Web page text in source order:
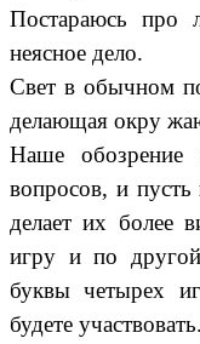
Постараюсь про
неясное дело.
Свет в обычном
делающая окру
Наше обозрение
вопросов, и
делает их более
игру и по
буквы четырех
будете